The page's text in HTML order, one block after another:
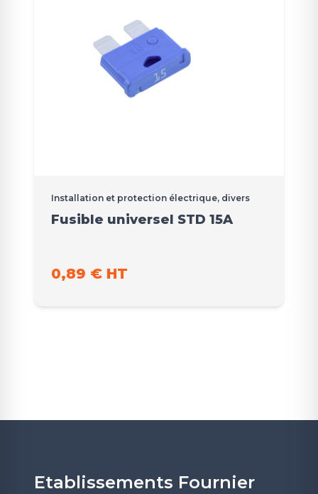
Installation et protection électrique, divers
Fusible universel STD 15A
0,89 € HT
Etablissements Fournier